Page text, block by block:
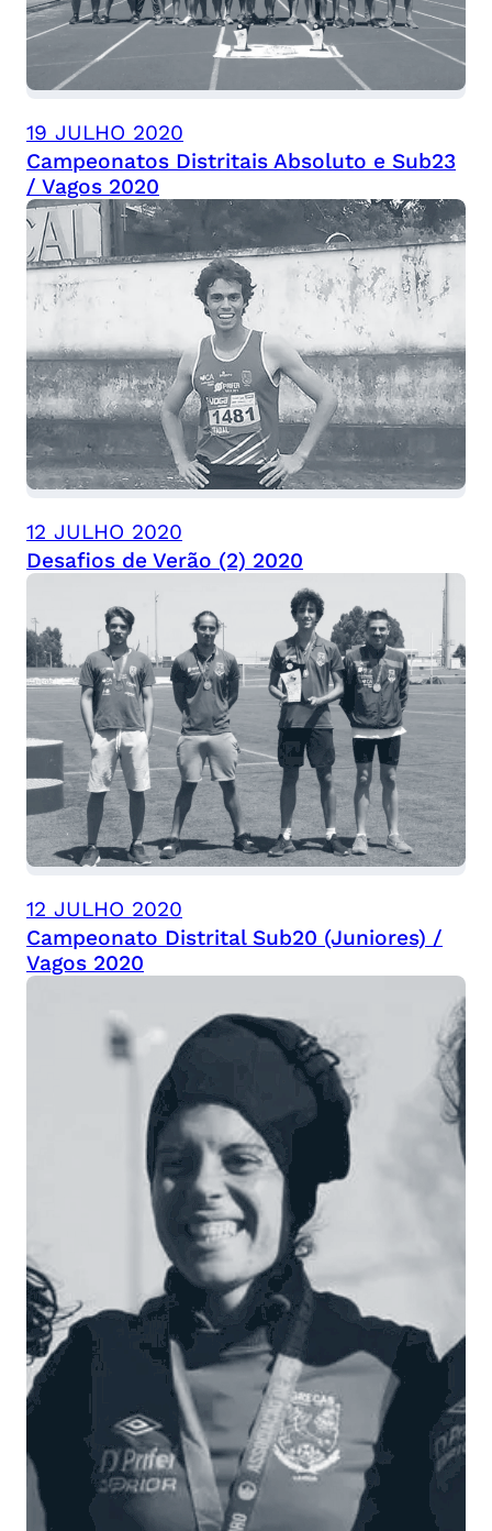
19 JULHO 2020
Campeonatos Distritais Absoluto e Sub23
/ Vagos 2020
12 JULHO 2020
Desafios de Verão (2) 2020
12 JULHO 2020
Campeonato Distrital Sub20 (Juniores) /
Vagos 2020